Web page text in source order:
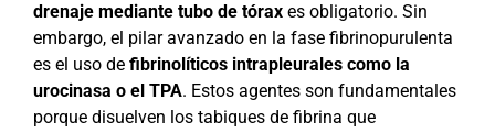
drenaje mediante tubo de tóraxes obligatorio. Sin
embargo, el pilar avanzado en la fase fibrinopurulenta
es el uso de fibrinolíticos intrapleurales como la
urocinasa o el TPA. Estos agentes son fundamentales
porque disuelven los tabiques de fibrina que